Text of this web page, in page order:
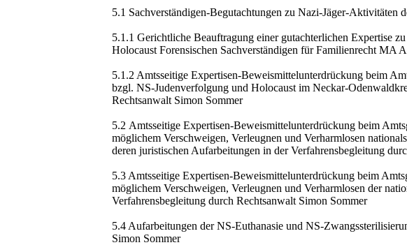
5.1 Sachverständigen-Begutachtungen zu Nazi-Jäger-Aktivitäten
5.1.1 Gerichtliche Beauftragung einer gutachterlichen Expertise
Holocaust Forensischen Sachverständigen für Familienrecht MA
5.1.2 Amtsseitige Expertisen-Beweismittelunterdrückung beim
bzgl. NS-Judenverfolgung und Holocaust im Neckar-
Rechtsanwalt Simon Sommer
5.2 Amtsseitige Expertisen-Beweismittelunterdrückung beim
möglichem Verschweigen, Verleugnen und Verharmlosen
deren juristischen Aufarbeitungen in der Verfahrensbegleitung
5.3 Amtsseitige Expertisen-Beweismittelunterdrückung beim
möglichem Verschweigen, Verleugnen und Verharmlosen der
Verfahrensbegleitung durch Rechtsanwalt Simon Sommer
5.4 Aufarbeitungen der NS-Euthanasie und NS-
Simon Sommer